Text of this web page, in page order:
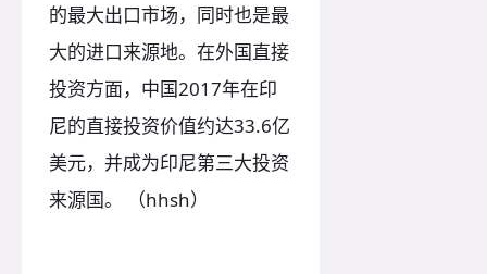
的最大出口市场，同时也是最
大的进口来源地。在外国直接
投资方面，中国2017年在印
尼的直接投资价值约达33.6亿
美元，并成为印尼第三大投资
来源国。 （hhsh）